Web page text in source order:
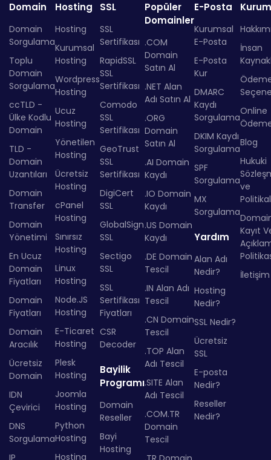
Domain
Domain
Sorgulama
Toplu
Domain
Sorgulama
ccTLD -
Ülke Kodlu
Domain
TLD -
Domain
Uzantıları
Domain
Transfer
Domain
Yönetimi
En Ucuz
Domain
Fiyatları
Domain
Fiyatları
Domain
Aracılık
Ücretsiz
Domain
IDN
Çevirici
DNS
Sorgulama
Hosting
Hosting
Kurumsal
Hosting
Wordpress
Hosting
Ucuz
Hosting
Yönetilen
Hosting
Ücretsiz
Hosting
cPanel
Hosting
Sınırsız
Hosting
Linux
Hosting
Node.JS
Hosting
E-Ticaret
Hosting
Plesk
Hosting
Joomla
Hosting
Python
Hosting
Hosting
SSL
SSL
Sertifikası
RapidSSL
SSL
Sertifikası
Comodo
SSL
Sertifikası
GeoTrust
SSL
Sertifikası
DigiCert
SSL
GlobalSign
SSL
Sectigo
SSL
SSL
Sertifikası
Fiyatları
CSR
Decoder
Bayilik
Programı
Domain
Reseller
Bayi
Hosting
Popüler
Domainler
.COM
Domain
Satın Al
.NET Alan
Adı Satın Al
.ORG
Domain
Satın Al
.AI Domain
Kaydı
.IO Domain
Kaydı
.US Domain
Kaydı
.DE Domain
Tescil
.IN Alan Adı
Tescil
.CN Domain
Tescil
.TOP Alan
Adı Tescil
.SITE Alan
Adı Tescil
.COM.TR
Domain
Tescil
E-Posta
Kurumsal
E-Posta
E-Posta
Kur
DMARC
Kaydı
Sorgulama
DKIM Kaydı
Sorgulama
SPF
Sorgulama
MX
Sorgulama
Yardım
Alan Adı
Nedir?
Hosting
Nedir?
SSL Nedir?
Ücretsiz
SSL
E-posta
Nedir?
Reseller
Nedir?
İnsan
Online
Blog
Hukuki
ve
Kayıt
İletişim